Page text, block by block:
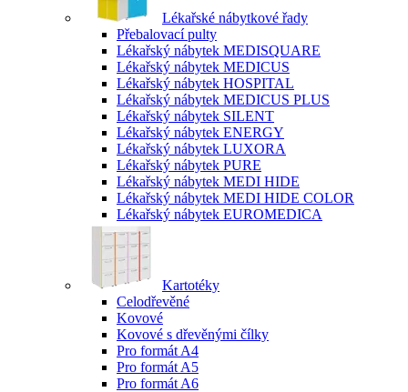
Lékařské nábytkové řady
Přebalovací pulty
Lékařský nábytek MEDISQUARE
Lékařský nábytek MEDICUS
Lékařský nábytek HOSPITAL
Lékařský nábytek MEDICUS PLUS
Lékařský nábytek SILENT
Lékařský nábytek ENERGY
Lékařský nábytek LUXORA
Lékařský nábytek PURE
Lékařský nábytek MEDI HIDE
Lékařský nábytek MEDI HIDE COLOR
Lékařský nábytek EUROMEDICA
Kartotéky
Celodřevěné
Kovové
Kovové s dřevěnými čílky
Pro formát A4
Pro formát A5
Pro formát A6